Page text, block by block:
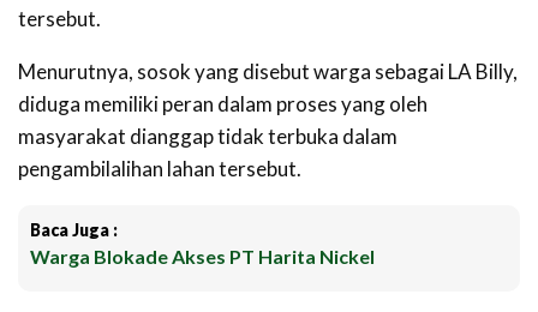
tersebut.
Menurutnya, sosok yang disebut warga sebagai LA Billy,
diduga memiliki peran dalam proses yang oleh
masyarakat dianggap tidak terbuka dalam
pengambilalihan lahan tersebut.
Baca Juga :
Warga Blokade Akses PT Harita Nickel